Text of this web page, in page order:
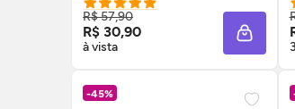
R$ 57,90
R$ 30,90
à vista
COMPRE AGORA ❯
-45%